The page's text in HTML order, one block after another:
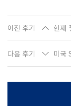
이전 후기
다음 후기